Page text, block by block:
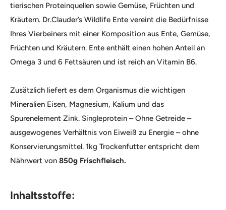
tierischen Proteinquellen sowie Gemüse, Früchten und
Kräutern. Dr.Clauder’s Wildlife Ente vereint die Bedürfnisse
Ihres Vierbeiners mit einer Komposition aus Ente, Gemüse,
Früchten und Kräutern. Ente enthält einen hohen Anteil an
Omega 3 und 6 Fettsäuren und ist reich an Vitamin B6.
Zusätzlich liefert es dem Organismus die wichtigen
Mineralien Eisen, Magnesium, Kalium und das
Spurenelement Zink. Singleprotein – Ohne Getreide –
ausgewogenes Verhältnis von Eiweiß zu Energie – ohne
Konservierungsmittel. 1kg Trockenfutter entspricht dem
Nährwert von 850g Frischfleisch.
Inhaltsstoffe: